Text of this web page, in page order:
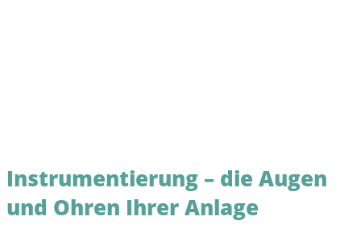
Instrumentierung – die Augen
und Ohren Ihrer Anlage